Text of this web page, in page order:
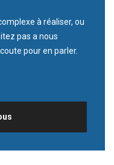
à réaliser, ou
pas a nous
pour en parler.